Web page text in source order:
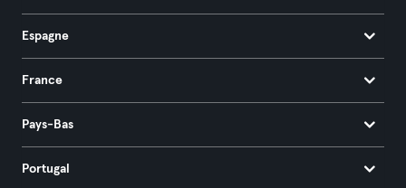
Espagne
France
Pays-Bas
Portugal